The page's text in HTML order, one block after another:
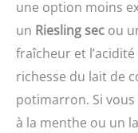
une option moins
un Riesling sec ou
fraîcheur et
richesse du lait de
potimarron. Si vous
à la menthe ou un